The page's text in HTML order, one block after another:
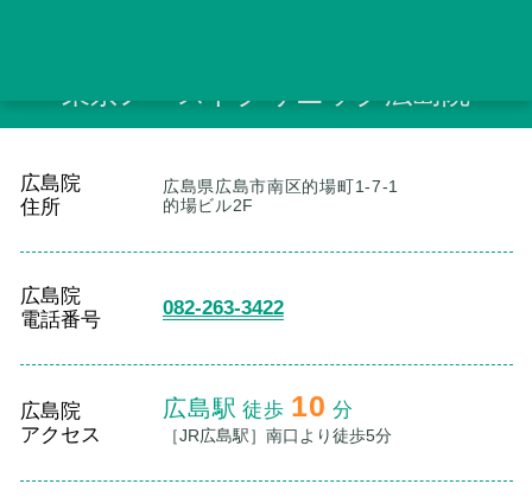
東京ノーストクリニック広島院
広島院
住所
広島県広島市南区的場町1-7-1
的場ビル2F
広島院
電話番号
082-263-3422
広島院
アクセス
広島駅 徒歩 10 分
［JR広島駅］南口より徒歩5分